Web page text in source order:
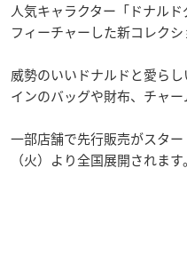
人気キャラクター「ドナル
フィーチャーした新コレクシ
威勢のいいドナルドと愛ら
インのバッグや財布、チャー
一部店舗で先行販売がスタ
（火）より全国展開されます。